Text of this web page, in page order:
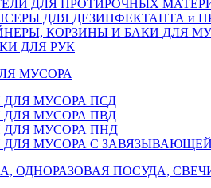
ДЛЯ ПРОТИРОЧНЫХ
ДЛЯ ДЕЗИНФЕКТАНТА и
КОРЗИНЫ И БАКИ ДЛЯ
ДЛЯ РУК
МУСОРА
МУСОРА ПСД
МУСОРА ПВД
МУСОРА ПНД
МУСОРА С
ОДНОРАЗОВАЯ ПОСУДА,